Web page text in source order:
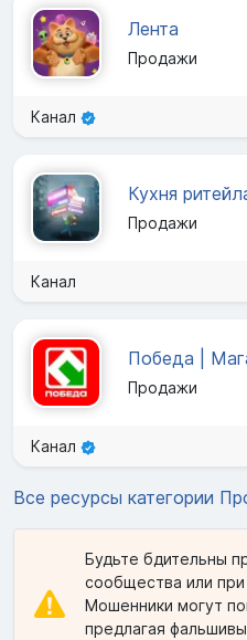
Лента
Продажи
Канал
Кухня
Продажи
Канал
Победа |
Продажи
Канал
Все ресурсы категории
Будьте бдительны
сообщества или
Мошенники могут
предлагая